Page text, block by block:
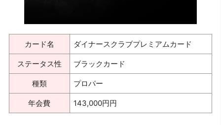
カード名 ダイナースクラブプレミアムカード
ステータス性 ブラックカード
種類 プロパー
年会費 143,000円円